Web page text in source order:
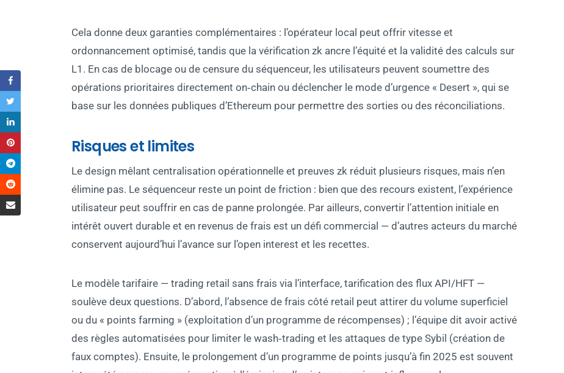
Cela donne deux garanties complémentaires : l’opérateur local peut offrir vitesse et
ordonnancement optimisé, tandis que la vérification zk ancre l’équité et la validité des calculs sur
L1. En cas de blocage ou de censure du séquenceur, les utilisateurs peuvent soumettre des
opérations prioritaires directement on‑chain ou déclencher le mode d’urgence « Desert », qui se
base sur les données publiques d’Ethereum pour permettre des sorties ou des réconciliations.
Risques et limites
Le design mêlant centralisation opérationnelle et preuves zk réduit plusieurs risques, mais n’en
élimine pas. Le séquenceur reste un point de friction : bien que des recours existent, l’expérience
utilisateur peut souffrir en cas de panne prolongée. Par ailleurs, convertir l’attention initiale en
intérêt ouvert durable et en revenus de frais est un défi commercial — d’autres acteurs du marché
conservent aujourd’hui l’avance sur l’open interest et les recettes.
Le modèle tarifaire — trading retail sans frais via l’interface, tarification des flux API/HFT —
soulève deux questions. D’abord, l’absence de frais côté retail peut attirer du volume superficiel
ou du « points farming » (exploitation d’un programme de récompenses) ; l’équipe dit avoir activé
des règles automatisées pour limiter le wash‑trading et les attaques de type Sybil (création de
faux comptes). Ensuite, le prolongement d’un programme de points jusqu’à fin 2025 est souvent